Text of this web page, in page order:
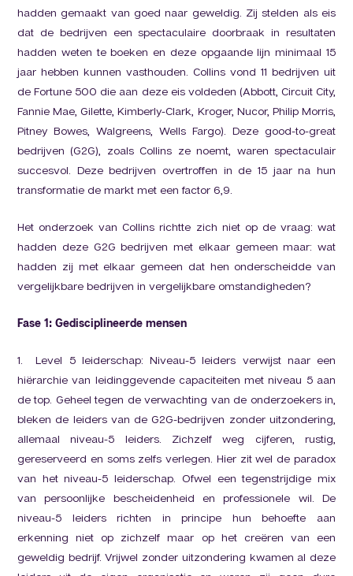
hadden gemaakt van goed naar geweldig. Zij stelden als eis
dat de bedrijven een spectaculaire doorbraak in resultaten
hadden weten te boeken en deze opgaande lijn minimaal 15
jaar hebben kunnen vasthouden. Collins vond 11 bedrijven uit
de Fortune 500 die aan deze eis voldeden (Abbott, Circuit City,
Fannie Mae, Gilette, Kimberly-Clark, Kroger, Nucor, Philip Morris,
Pitney Bowes, Walgreens, Wells Fargo). Deze good-to-great
bedrijven (G2G), zoals Collins ze noemt, waren spectaculair
succesvol. Deze bedrijven overtroffen in de 15 jaar na hun
transformatie de markt met een factor 6,9.
Het onderzoek van Collins richtte zich niet op de vraag: wat
hadden deze G2G bedrijven met elkaar gemeen maar: wat
hadden zij met elkaar gemeen dat hen onderscheidde van
vergelijkbare bedrijven in vergelijkbare omstandigheden?
Fase 1: Gedisciplineerde mensen
1. Level 5 leiderschap: Niveau-5 leiders verwijst naar een
hiërarchie van leidinggevende capaciteiten met niveau 5 aan
de top. Geheel tegen de verwachting van de onderzoekers in,
bleken de leiders van de G2G-bedrijven zonder uitzondering,
allemaal niveau-5 leiders. Zichzelf weg cijferen, rustig,
gereserveerd en soms zelfs verlegen. Hier zit wel de paradox
van het niveau-5 leiderschap. Ofwel een tegenstrijdige mix
van persoonlijke bescheidenheid en professionele wil. De
niveau-5 leiders richten in principe hun behoefte aan
erkenning niet op zichzelf maar op het creëren van een
geweldig bedrijf. Vrijwel zonder uitzondering kwamen al deze